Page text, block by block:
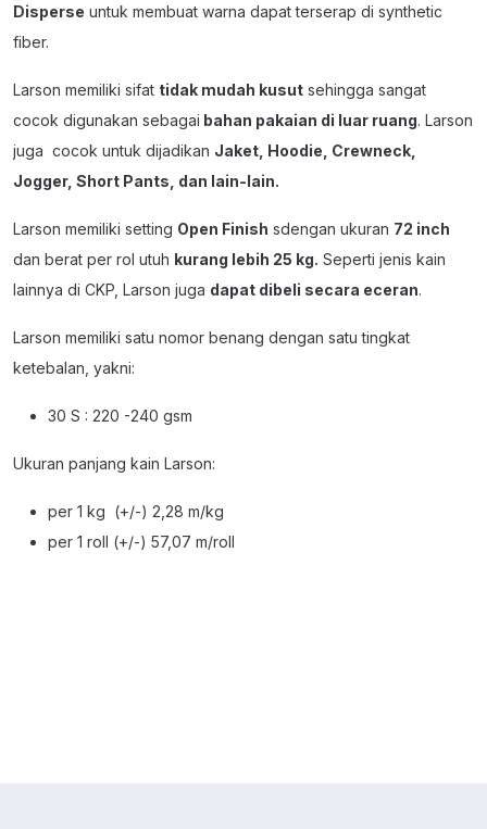
Disperse untuk membuat warna dapat terserap di synthetic
fiber.
Larson memiliki sifat tidak mudah kusut sehingga sangat
cocok digunakan sebagai bahan pakaian di luar ruang. Larson
juga cocok untuk dijadikan Jaket, Hoodie, Crewneck,
Jogger, Short Pants, dan lain-lain.
Larson memiliki setting Open Finish sdengan ukuran 72 inch
dan berat per rol utuh kurang lebih 25 kg. Seperti jenis kain
lainnya di CKP, Larson juga dapat dibeli secara eceran.
Larson memiliki satu nomor benang dengan satu tingkat
ketebalan, yakni:
30 S : 220 -240 gsm
Ukuran panjang kain Larson:
per 1 kg (+/-) 2,28 m/kg
per 1 roll (+/-) 57,07 m/roll